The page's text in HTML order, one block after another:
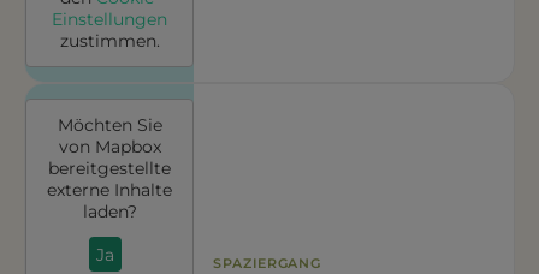
Einstellungen
zustimmen.
Möchten Sie
von Mapbox
bereitgestellte
externe Inhalte
laden?
Ja
SPAZIERGANG